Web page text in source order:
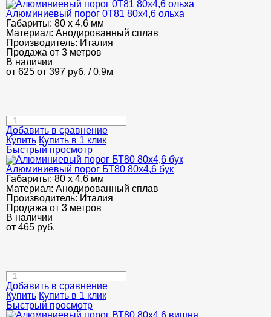
Алюминиевый порог 0Т81 80х4,6 ольха
Габариты: 80 х 4.6 мм
Материал: Анодированный сплав
Производитель: Италия
Продажа от 3 метров
В наличии
от 625 от 397 руб. / 0.9м
Добавить в сравнение
Купить Купить в 1 клик
Быстрый просмотр
Алюминиевый порог БТ80 80х4,6 бук
Габариты: 80 х 4.6 мм
Материал: Анодированный сплав
Производитель: Италия
Продажа от 3 метров
В наличии
от 465 руб.
Добавить в сравнение
Купить Купить в 1 клик
Быстрый просмотр